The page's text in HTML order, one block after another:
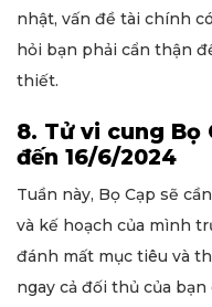
nhật, vấn đề tài chính
hỏi bạn phải cẩn thận
thiết.
8. Tử vi cung Bọ
đến 16/6/2024
Tuần này, Bọ Cạp sẽ
và kế hoạch của mình
đánh mất mục tiêu và
ngay cả đối thủ của